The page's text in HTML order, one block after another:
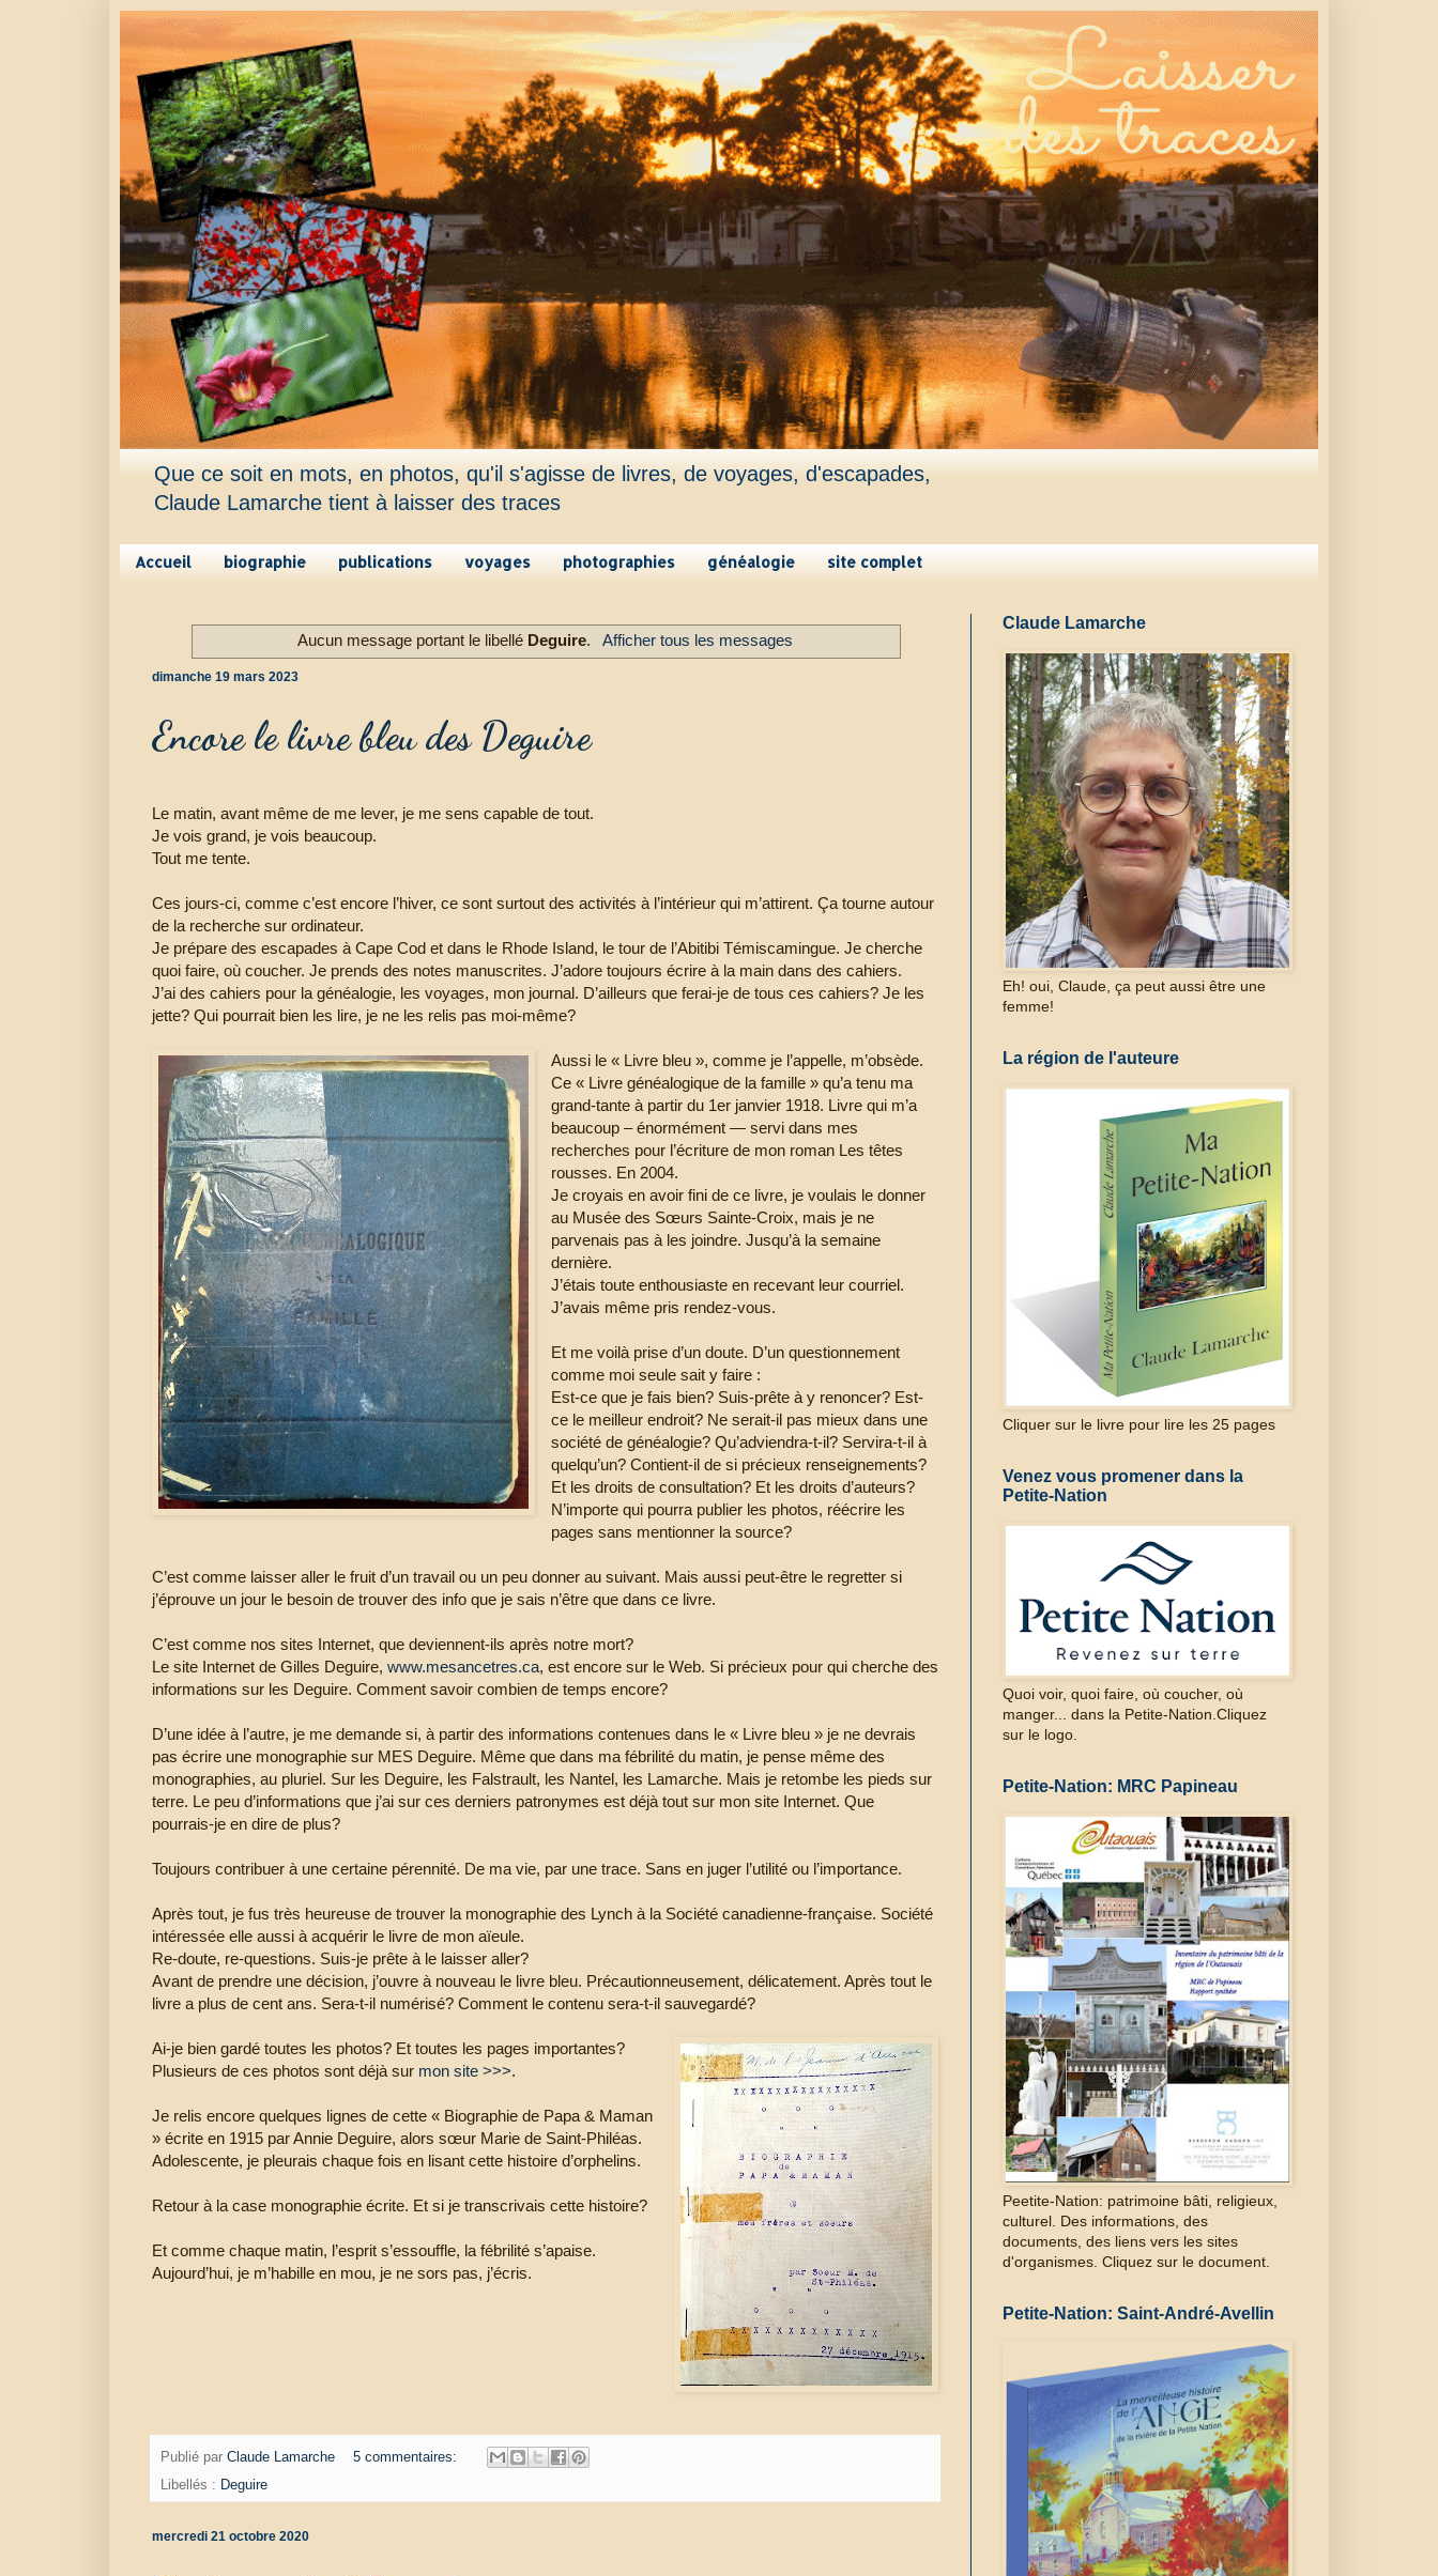
Que ce soit en mots, en photos, qu'il s'agisse de livres, de voyages, d'escapades,
Claude Lamarche tient à laisser des traces
Accueil biographie publications voyages photographies généalogie site complet
Aucun message portant le libellé Deguire. Afficher tous les messages
dimanche 19 mars 2023
Encore le livre bleu des Deguire
Le matin, avant même de me lever, je me sens capable de tout.
Je vois grand, je vois beaucoup.
Tout me tente.
Ces jours-ci, comme c’est encore l’hiver, ce sont surtout des activités à l’intérieur qui m’attirent. Ça tourne autour
de la recherche sur ordinateur.
Je prépare des escapades à Cape Cod et dans le Rhode Island, le tour de l’Abitibi Témiscamingue. Je cherche
quoi faire, où coucher. Je prends des notes manuscrites. J’adore toujours écrire à la main dans des cahiers.
J’ai des cahiers pour la généalogie, les voyages, mon journal. D’ailleurs que ferai-je de tous ces cahiers? Je les
jette? Qui pourrait bien les lire, je ne les relis pas moi-même?
Aussi le « Livre bleu », comme je l’appelle, m’obsède.
Ce « Livre généalogique de la famille » qu’a tenu ma
grand-tante à partir du 1er janvier 1918. Livre qui m’a
beaucoup – énormément — servi dans mes
recherches pour l’écriture de mon roman Les têtes
rousses. En 2004.
Je croyais en avoir fini de ce livre, je voulais le donner
au Musée des Sœurs Sainte-Croix, mais je ne
parvenais pas à les joindre. Jusqu’à la semaine
dernière.
J’étais toute enthousiaste en recevant leur courriel.
J’avais même pris rendez-vous.
Et me voilà prise d’un doute. D’un questionnement
comme moi seule sait y faire :
Est-ce que je fais bien? Suis-prête à y renoncer? Est-
ce le meilleur endroit? Ne serait-il pas mieux dans une
société de généalogie? Qu’adviendra-t-il? Servira-t-il à
quelqu’un? Contient-il de si précieux renseignements?
Et les droits de consultation? Et les droits d’auteurs?
N’importe qui pourra publier les photos, réécrire les
pages sans mentionner la source?
C’est comme laisser aller le fruit d’un travail ou un peu donner au suivant. Mais aussi peut-être le regretter si
j’éprouve un jour le besoin de trouver des info que je sais n’être que dans ce livre.
C’est comme nos sites Internet, que deviennent-ils après notre mort?
Le site Internet de Gilles Deguire, www.mesancetres.ca, est encore sur le Web. Si précieux pour qui cherche des
informations sur les Deguire. Comment savoir combien de temps encore?
D’une idée à l’autre, je me demande si, à partir des informations contenues dans le « Livre bleu » je ne devrais
pas écrire une monographie sur MES Deguire. Même que dans ma fébrilité du matin, je pense même des
monographies, au pluriel. Sur les Deguire, les Falstrault, les Nantel, les Lamarche. Mais je retombe les pieds sur
terre. Le peu d’informations que j’ai sur ces derniers patronymes est déjà tout sur mon site Internet. Que
pourrais-je en dire de plus?
Toujours contribuer à une certaine pérennité. De ma vie, par une trace. Sans en juger l’utilité ou l’importance.
Après tout, je fus très heureuse de trouver la monographie des Lynch à la Société canadienne-française. Société
intéressée elle aussi à acquérir le livre de mon aïeule.
Re-doute, re-questions. Suis-je prête à le laisser aller?
Avant de prendre une décision, j’ouvre à nouveau le livre bleu. Précautionneusement, délicatement. Après tout le
livre a plus de cent ans. Sera-t-il numérisé? Comment le contenu sera-t-il sauvegardé?
Ai-je bien gardé toutes les photos? Et toutes les pages importantes?
Plusieurs de ces photos sont déjà sur mon site >>>.
Je relis encore quelques lignes de cette « Biographie de Papa & Maman
» écrite en 1915 par Annie Deguire, alors sœur Marie de Saint-Philéas.
Adolescente, je pleurais chaque fois en lisant cette histoire d’orphelins.
Retour à la case monographie écrite. Et si je transcrivais cette histoire?
Et comme chaque matin, l’esprit s’essouffle, la fébrilité s’apaise.
Aujourd’hui, je m’habille en mou, je ne sors pas, j’écris.
Publié par Claude Lamarche
5 commentaires:
Libellés : Deguire
mercredi 21 octobre 2020
Claude Lamarche
Eh! oui, Claude, ça peut aussi être une
femme!
La région de l'auteure
Cliquer sur le livre pour lire les 25 pages
Venez vous promener dans la
Petite-Nation
Quoi voir, quoi faire, où coucher, où
manger... dans la Petite-Nation.Cliquez
sur le logo.
Petite-Nation: MRC Papineau
Peetite-Nation: patrimoine bâti, religieux,
culturel. Des informations, des
documents, des liens vers les sites
d'organismes. Cliquez sur le document.
Petite-Nation: Saint-André-Avellin